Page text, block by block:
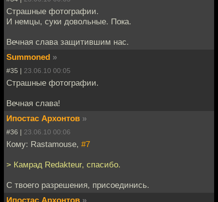
Страшные фотографии.
И немцы, суки довольные. Пока.
Вечная слава защитившим нас.
Summoned »
#35 | 23.06.10 00:05
Страшные фотографии.
Вечная слава!
Ипостас Архонтов »
#36 | 23.06.10 00:06
Кому: Rastamouse, #7
> Камрад Redakteur, спасибо.
С твоего разрешения, присоединись.
Ипостас Архонтов »